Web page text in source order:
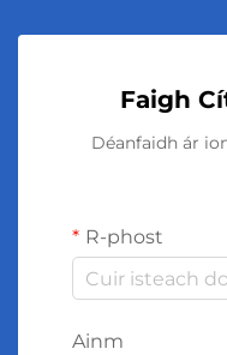
Faigh
Déanfaidh ár
R-phost
Ainm